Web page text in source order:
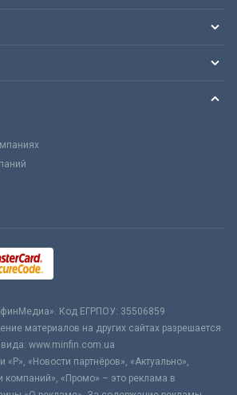
Код ЕГРПОУ: 35506859
материалов на других сайтах разрешается
www.minfin.com.ua
«Новости партнёров», «Актуально»,
компаний», «Промо» – это реклама в